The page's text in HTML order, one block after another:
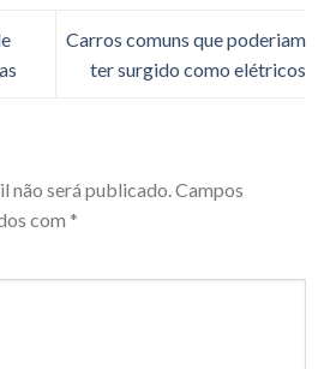
Carros comuns que poderiam
ter surgido como elétricos
não será publicado.Campos
com *